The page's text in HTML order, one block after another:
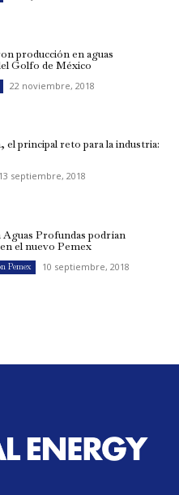
producción en aguas
Golfo de México
22 noviembre, 2018
el principal reto para la industria:
13 septiembre, 2018
Aguas Profundas podrían
el nuevo Pemex
Pemex 10 septiembre, 2018